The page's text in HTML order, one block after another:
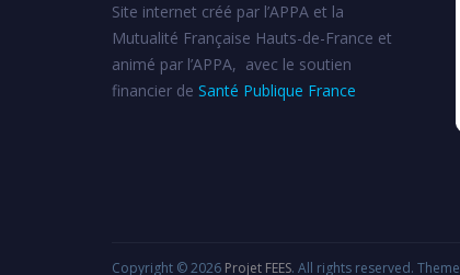
Site internet créé par l’APPA et la
Mutualité Française Hauts-de-France et
animé par l’APPA, avec le soutien
financier de Santé Publique France
Copyright © 2026 Projet FEES. All rights reserved. Theme